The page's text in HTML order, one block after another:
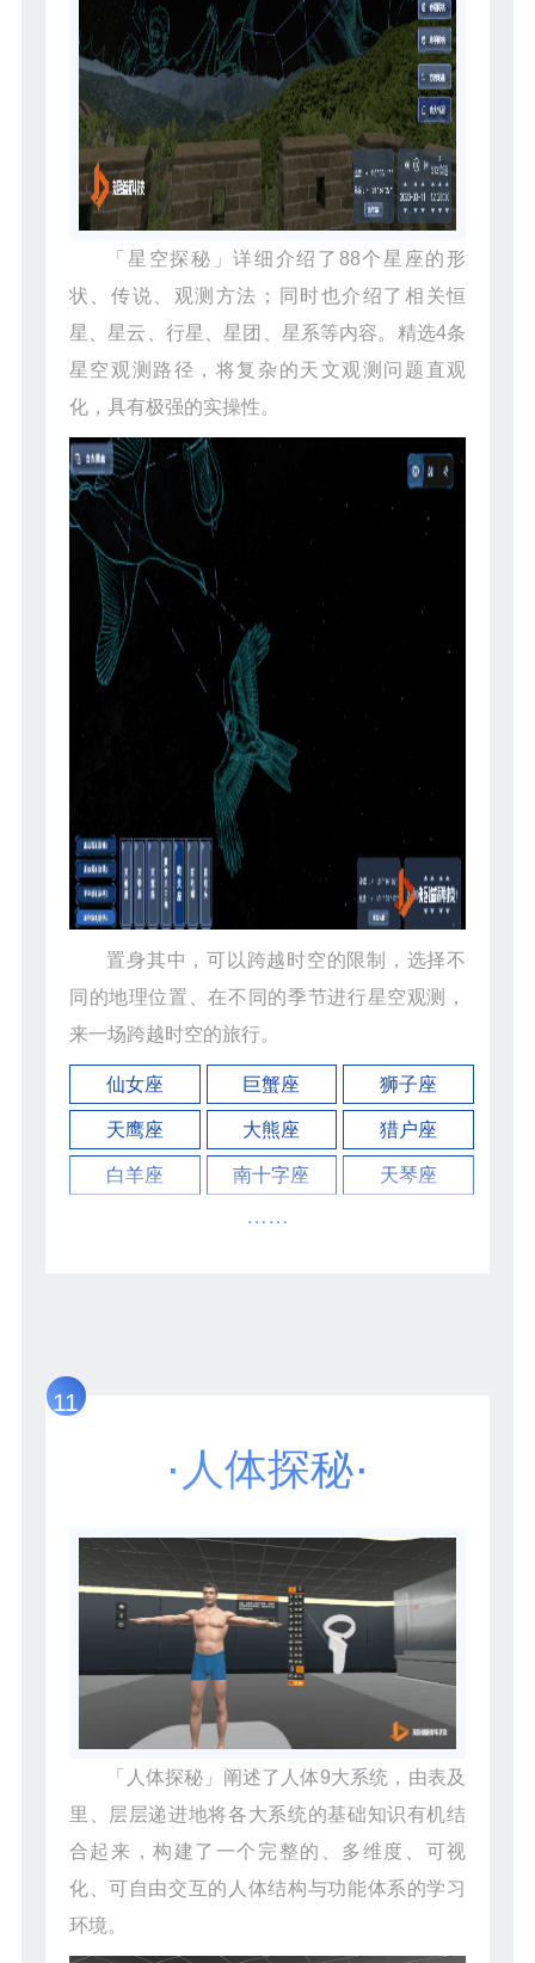
「星空探秘」详细介绍了88个星座的形
状、传说、观测方法；同时也介绍了相关恒
星、星云、行星、星团、星系等内容。精选4条
星空观测路径，将复杂的天文观测问题直观
化，具有极强的实操性。
置身其中，可以跨越时空的限制，选择不
同的地理位置、在不同的季节进行星空观测，
来一场跨越时空的旅行。
仙女座 巨蟹座 狮子座
天鹰座 大熊座 猎户座
白羊座 南十字座 天琴座
……
11
· 人体探秘·
「人体探秘」阐述了人体9大系统，由表及
里、层层递进地将各大系统的基础知识有机结
合起来，构建了一个完整的、多维度、可视
化、可自由交互的人体结构与功能体系的学习
环境。